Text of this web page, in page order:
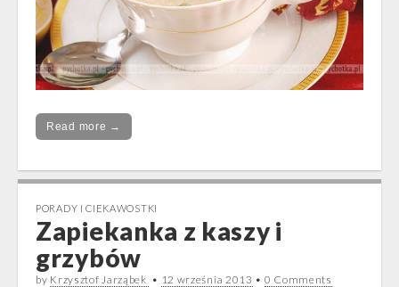
Read more →
PORADY I CIEKAWOSTKI
Zapiekanka z kaszy i
grzybów
by Krzysztof Jarząbek • 12 września 2013 • 0 Comments